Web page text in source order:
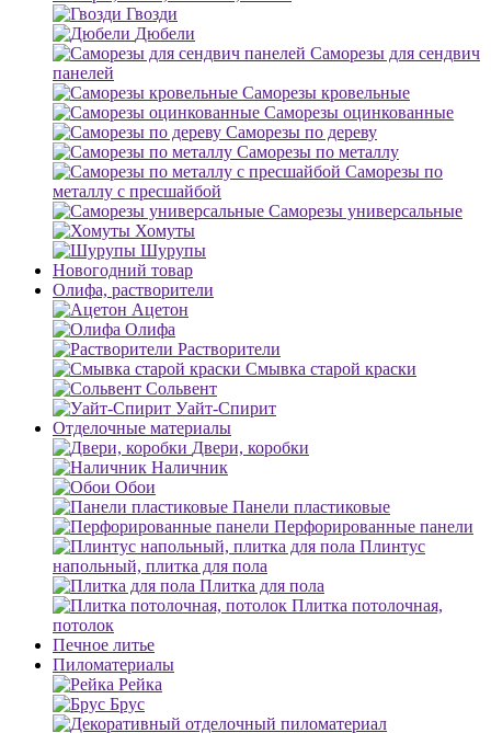
Гвозди
Дюбели
Саморезы для сендвич
панелей
Саморезы кровельные
Саморезы оцинкованные
Саморезы по дереву
Саморезы по металлу
Саморезы по
металлу с пресшайбой
Саморезы универсальные
Хомуты
Шурупы
Новогодний товар
Олифа, растворители
Ацетон
Олифа
Растворители
Смывка старой краски
Сольвент
Уайт-Спирит
Отделочные материалы
Двери, коробки
Наличник
Обои
Панели пластиковые
Перфорированные панели
Плинтус
напольный, плитка для пола
Плитка для пола
Плитка потолочная,
потолок
Печное литье
Пиломатериалы
Рейка
Брус